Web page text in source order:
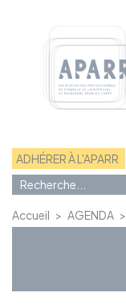
ADHÉRER À L'APARR
Accueil > AGENDA >